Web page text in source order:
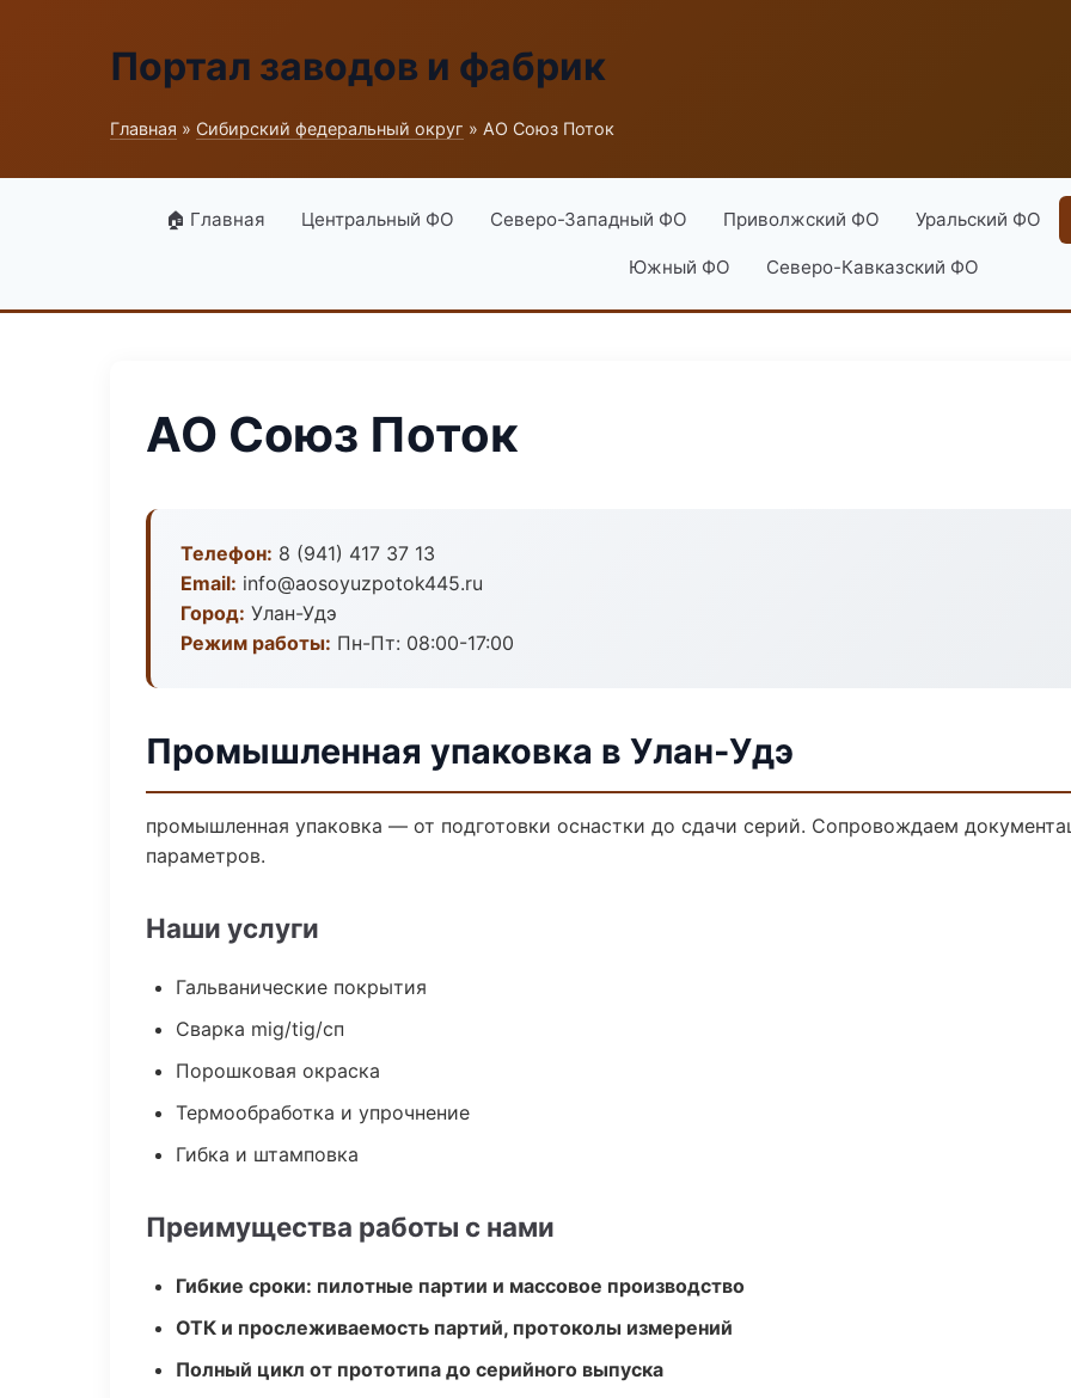
Портал заводов и фабрик
Главная » Сибирский федеральный округ » АО Союз Поток
🏠 Главная Центральный ФО Северо-Западный ФО Приволжский ФО Уральский ФО
Южный ФО Северо-Кавказский ФО
АО Союз Поток
Телефон: 8 (941) 417 37 13
Email: info@aosoyuzpotok445.ru
Город: Улан-Удэ
Режим работы: Пн-Пт: 08:00-17:00
Промышленная упаковка в Улан-Удэ
промышленная упаковка — от подготовки оснастки до сдачи серий. Сопровождаем
параметров.
Наши услуги
Гальванические покрытия
Сварка mig/tig/сп
Порошковая окраска
Термообработка и упрочнение
Гибка и штамповка
Преимущества работы с нами
Гибкие сроки: пилотные партии и массовое производство
ОТК и прослеживаемость партий, протоколы измерений
Полный цикл от прототипа до серийного выпуска